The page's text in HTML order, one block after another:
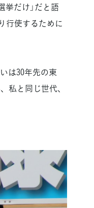
だけ」だと語
行使するために
は30年先の東
私と同じ世代、